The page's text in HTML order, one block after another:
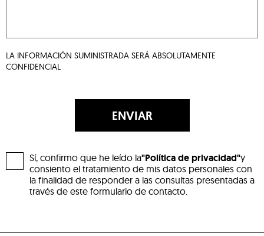
LA INFORMACIÓN SUMINISTRADA SERÁ ABSOLUTAMENTE
CONFIDENCIAL
ENVIAR
Sí, confirmo que he leído la"Política de privacidad"y
consiento el tratamiento de mis datos personales con
la finalidad de responder a las consultas presentadas a
través de este formulario de contacto.